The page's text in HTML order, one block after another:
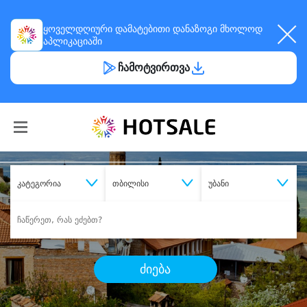
ყოველდღიური დამატებითი დანაზოგი მხოლოდ
აპლიკაციაში
ჩამოტვირთვა
კატეგორია თბილისი უბანი
ძიება
შეიძინესასურველი მომსახურება